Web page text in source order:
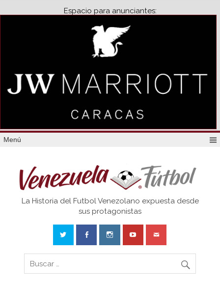
Espacio para anunciantes:
Menú
Venezuela
La Historia del Futbol Venezolano expuesta desde
sus protagonistas